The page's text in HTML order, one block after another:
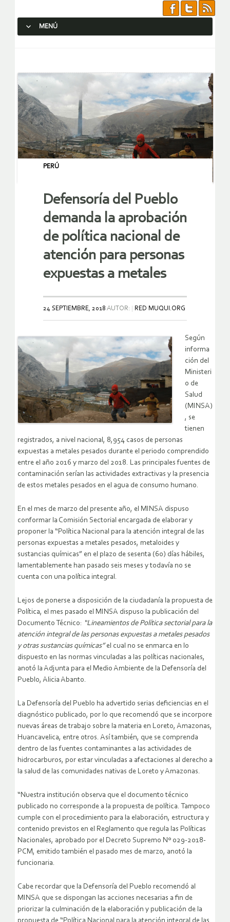
MENÚ
PERÚ
Defensoría del Pueblo
demanda la aprobación
de política nacional de
atención para personas
expuestas a metales
24 SEPTIEMBRE, 2018 AUTOR: RED MUQUI.ORG
Según
informa
ción del
Ministeri
o de
Salud
(MINSA)
, se
tienen
registrados, a nivel nacional, 8,954 casos de personas
expuestas a metales pesados durante el periodo comprendido
entre el año 2016 y marzo del 2018. Las principales fuentes de
contaminación serían las actividades extractivas y la presencia
de estos metales pesados en el agua de consumo humano.
En el mes de marzo del presente año, el MINSA dispuso
conformar la Comisión Sectorial encargada de elaborar y
proponer la “Política Nacional para la atención integral de las
personas expuestas a metales pesados, metaloides y
sustancias químicas” en el plazo de sesenta (60) días hábiles,
lamentablemente han pasado seis meses y todavía no se
cuenta con una política integral.
Lejos de ponerse a disposición de la ciudadanía la propuesta de
Política, el mes pasado el MINSA dispuso la publicación del
Documento Técnico: “Lineamientos de Política sectorial para la
atención integral de las personas expuestas a metales pesados
y otras sustancias químicas” el cual no se enmarca en lo
dispuesto en las normas vinculadas a las políticas nacionales,
anotó la Adjunta para el Medio Ambiente de la Defensoría del
Pueblo, Alicia Abanto.
La Defensoría del Pueblo ha advertido serias deficiencias en el
diagnóstico publicado, por lo que recomendó que se incorpore
nuevas áreas de trabajo sobre la materia en Loreto, Amazonas,
Huancavelica, entre otros. Así también, que se comprenda
dentro de las fuentes contaminantes a las actividades de
hidrocarburos, por estar vinculadas a afectaciones al derecho a
la salud de las comunidades nativas de Loreto y Amazonas.
“Nuestra institución observa que el documento técnico
publicado no corresponde a la propuesta de política. Tampoco
cumple con el procedimiento para la elaboración, estructura y
contenido previstos en el Reglamento que regula las Políticas
Nacionales, aprobado por el Decreto Supremo Nº 029-2018-
PCM, emitido también el pasado mes de marzo, anotó la
funcionaria.
Cabe recordar que la Defensoría del Pueblo recomendó al
MINSA que se dispongan las acciones necesarias a fin de
priorizar la culminación de la elaboración y publicación de la